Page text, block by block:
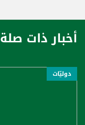
أخبار ذات صلة
دوليّات